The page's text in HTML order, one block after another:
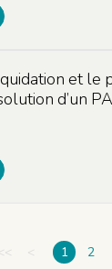
et le
d’un
< 1 2